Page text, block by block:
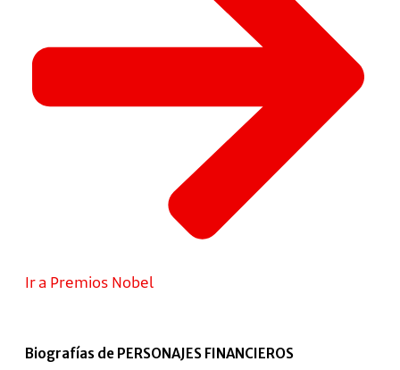
Ir a Premios Nobel
Biografías de PERSONAJES FINANCIEROS